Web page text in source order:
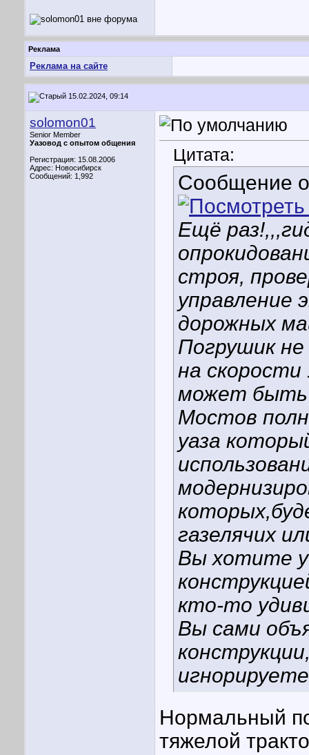
Реклама
Реклама на сайте
15.02.2024, 09:14
solomon01
Senior Member
Уазовод с опытом общения
Регистрация: 15.08.2006
Адрес: Новосибирск
Сообщений: 1,992
Цитата:
Сообщение
Ещё
строя,
управление
дорожных
Погрушик
на
может быть
Мостов
уаза
газелячих
Вы хотите
кто-то
Вы сами
Нормальный
тяжелой